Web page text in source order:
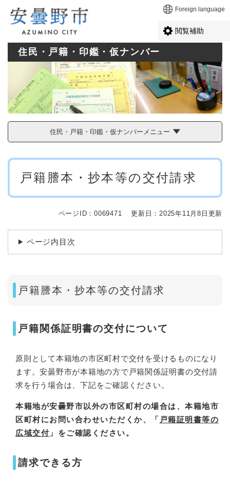
メニューを飛ばして本文へ Foreign language
閲覧補助
住民・戸籍・印鑑・仮ナンバー
住民・戸籍・印鑑・仮ナンバーメニュー
本
戸籍謄本・抄本等の交付請求
ページID：0069471 更新日：2025年11月8日更新
ページ内目次
戸籍謄本・抄本等の交付請求
戸籍関係証明書の交付について
原則として本籍地の市区町村で交付を受けるものになり
ます。安曇野市が本籍地の方で戸籍関係証明書の交付請
求を行う場合は、下記をご確認ください。
本籍地が安曇野市以外の市区町村の場合は、本籍地市
区町村にお問い合わせいただくか、「 戸籍証明書等の
広域交付 」をご確認ください。
請求できる方